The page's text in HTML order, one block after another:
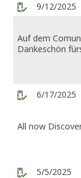
9/12/2025
Auf dem
Dankeschön
6/17/2025
All now
5/5/2025